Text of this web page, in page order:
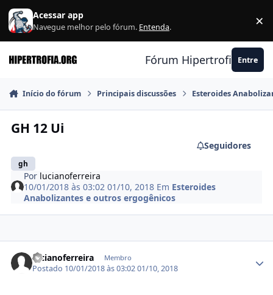
Ir para conteúdo
Acessar app
Navegue melhor pelo fórum. Entenda. ×
Fórum Hipertrofia.org
Entre
Início do fórum Principais discussões Esteroides
GH 12 Ui
gh
Seguidores
Por lucianoferreira
10/01/2018 às 03:0201/10, 2018 Em Esteroides
Anabolizantes e outros ergogênicos
lucianoferreira Membro
Postado 10/01/2018 às 03:0201/10, 2018